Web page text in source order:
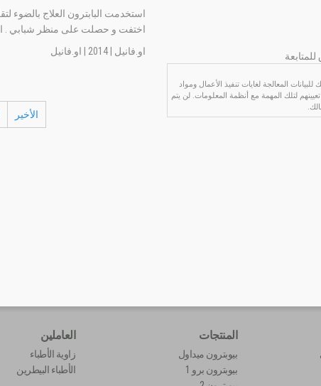
استخدمت البابترون العلاج بالضوء
اختفت و حصلت على منظر شبابي .
او.فانيل | 2014 | او.فانيل
الأخير
المعالجة لغايات تنفيذ الأعمال ومواد
لتلك المهمة مع أنظمة المعلومات. لن يتم
المنتجات
بيوبترون ميداول
بيوبترون برو 1
العاملين
زاوية الأطباء
الأطباء البيطرين